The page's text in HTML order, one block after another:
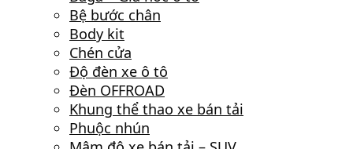
Bệ bước chân
Body kit
Chén cửa
Độ đèn xe ô tô
Đèn OFFROAD
Khung thể thao xe bán tải
Phuộc nhún